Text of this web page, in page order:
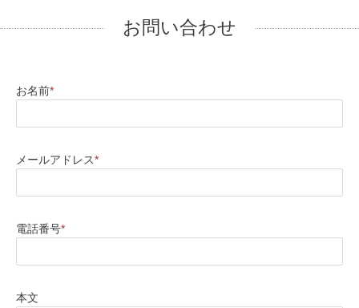
お問い合わせ
お名前*
メールアドレス*
電話番号*
本文